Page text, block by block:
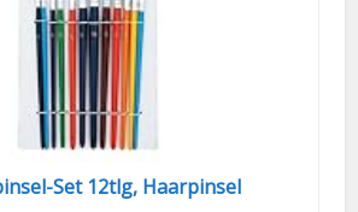
Set 12tlg, Haarpinsel